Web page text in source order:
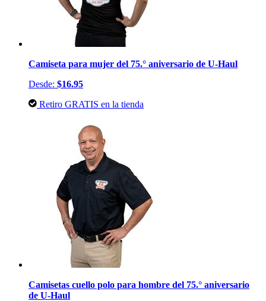
Camiseta para mujer del 75.° aniversario de U-Haul
Desde: $16.95
Retiro GRATIS en la tienda
Camisetas cuello polo para hombre del 75.° aniversario
de U-Haul